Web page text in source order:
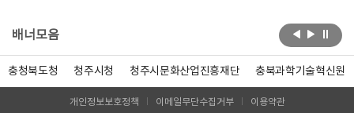
배너모음
충청북도청 청주시청 청주시문화산업진흥재단 충북과학기술혁신원
개인정보보호정책 이메일무단수집거부 이용약관